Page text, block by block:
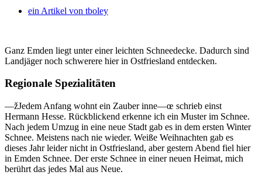
ein Artikel von tboley
Ganz Emden liegt unter einer leichten Schneedecke. Dadurch sind
Landjäger noch schwerere hier in Ostfriesland entdecken.
Regionale Spezialitäten
—žJedem Anfang wohnt ein Zauber inne—œ schrieb einst
Hermann Hesse. Rückblickend erkenne ich ein Muster im Schnee.
Nach jedem Umzug in eine neue Stadt gab es in dem ersten Winter
Schnee. Meistens nach nie wieder. Weiße Weihnachten gab es
dieses Jahr leider nicht in Ostfriesland, aber gestern Abend fiel hier
in Emden Schnee. Der erste Schnee in einer neuen Heimat, mich
berührt das jedes Mal aus Neue.